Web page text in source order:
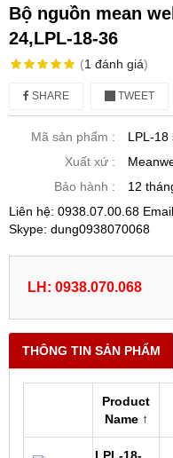
Bộ nguồn mean
24,LPL-18-36
(1 đánh giá)
SHARE TWEET
Mã sản phẩm :
LPL-18
Xuất xứ :
Bảo hành :
12
Liên hệ: 0938.07.00.68
Skype: dung0938070068
LH: 0938.070.068
THÔNG TIN SẢN PHẨM
Product
Name ↑
LPL-18-